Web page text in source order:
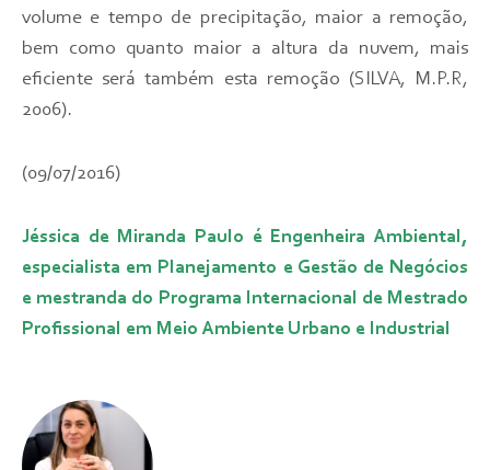
volume e tempo de precipitação, maior a remoção,
bem como quanto maior a altura da nuvem, mais
eficiente será também esta remoção (SILVA, M.P.R,
2006).
(09/07/2016)
Jéssica de Miranda Paulo é Engenheira Ambiental,
especialista em Planejamento e Gestão de Negócios
e mestranda do Programa Internacional de Mestrado
Profissional em Meio Ambiente Urbano e Industrial